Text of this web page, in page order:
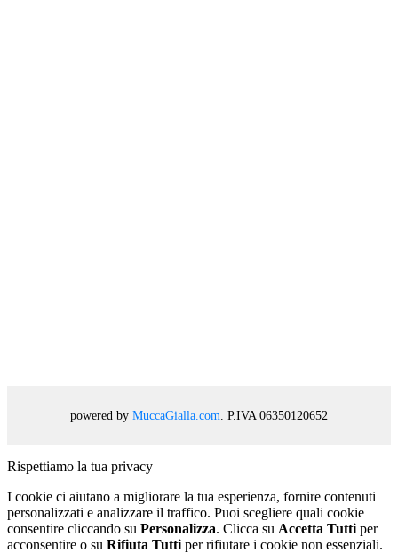
powered by MuccaGialla.com . P.IVA 06350120652
Rispettiamo la tua privacy
I cookie ci aiutano a migliorare la tua esperienza, fornire contenuti
personalizzati e analizzare il traffico. Puoi scegliere quali cookie
consentire cliccando su Personalizza. Clicca su Accetta Tutti per
acconsentire o su Rifiuta Tutti per rifiutare i cookie non essenziali.